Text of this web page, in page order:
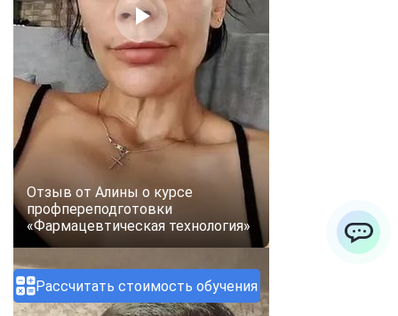
Рассчитать стоимость обучения
Отзыв от Алины о курсе
профпереподготовки
«Фармацевтическая технология»